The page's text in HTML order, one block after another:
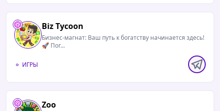
Biz Tycoon
Бизнес-магнат: Ваш путь к богатству начинается здесь!
🚀 Пог...
ИГРЫ
Zoo